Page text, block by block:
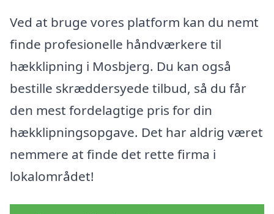
Ved at bruge vores platform kan du nemt
finde profesionelle håndværkere til
hækklipning i Mosbjerg. Du kan også
bestille skræddersyede tilbud, så du får
den mest fordelagtige pris for din
hækklipningsopgave. Det har aldrig været
nemmere at finde det rette firma i
lokalområdet!